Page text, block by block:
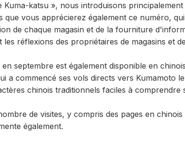
Kuma-katsu », nous introduisons
que vous apprécierez également ce numéro,
de chaque magasin et de la fourniture
les réflexions des propriétaires de magasins et
septembre est également disponible en
a commencé ses vols directs vers Kumamoto
chinois traditionnels faciles à comprendre
de visites, y compris des pages en
également.